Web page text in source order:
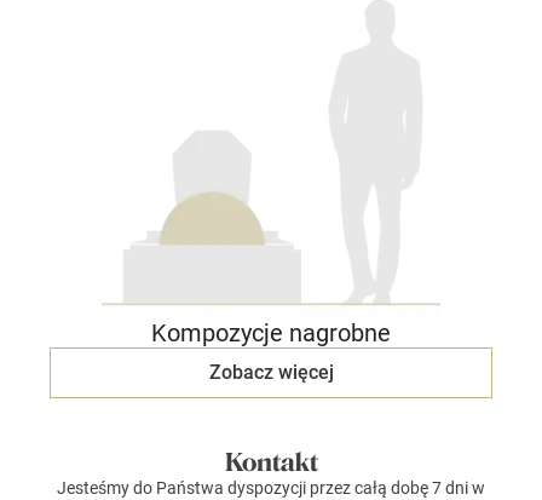
Kompozycje nagrobne
Zobacz więcej
Kontakt
Jesteśmy do Państwa dyspozycji przez całą dobę 7 dni w